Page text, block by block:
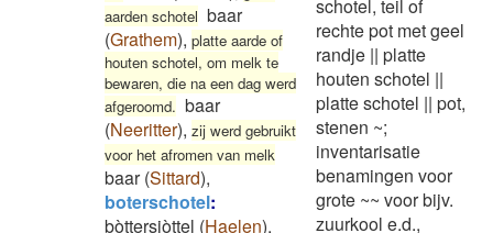
aarden schotel baar
(Grathem), platte aarde of
houten schotel, om melk te
bewaren, die na een dag werd
afgeroomd. baar
(Neeritter), zij werd gebruikt
voor het afromen van melk
baar(Sittard),
boterschotel:
bòttersjòttel (Haelen),
schotel, teil of
rechte pot met geel
randje || platte
houten schotel ||
platte schotel || pot,
stenen ~;
inventarisatie
benamingen voor
grote ~~ voor bijv.
zuurkool e.d.,